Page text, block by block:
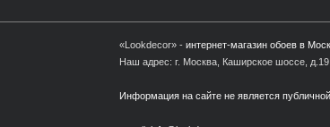
«Lookdecor» - интернет-магазин обоев в
Наш адрес: г. Москва, Каширское шоссе,
Информация на сайте не является